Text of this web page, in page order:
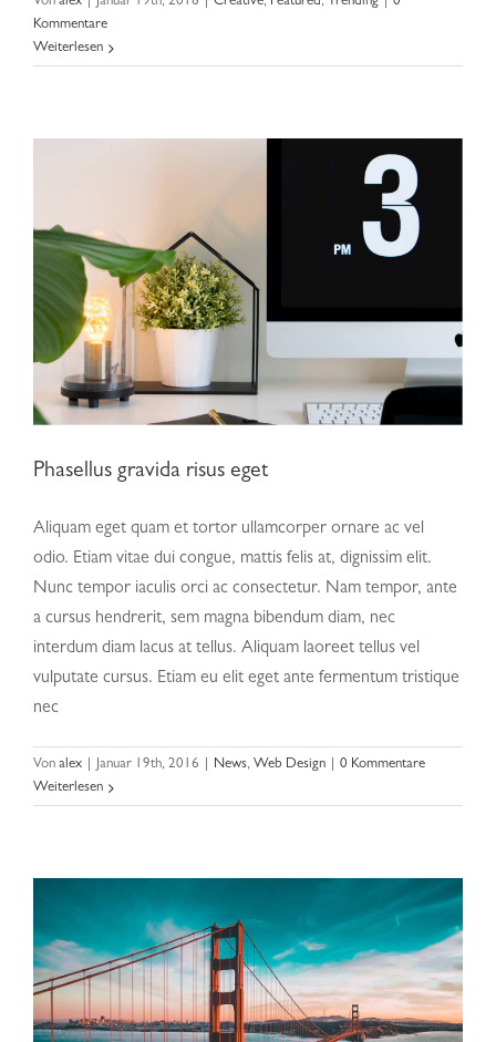
Kommentare
Weiterlesen
Phasellus gravida risus eget
Aliquam eget quam et tortor ullamcorper ornare ac vel
odio. Etiam vitae dui congue, mattis felis at, dignissim elit.
Nunc tempor iaculis orci ac consectetur. Nam tempor, ante
a cursus hendrerit, sem magna bibendum diam, nec
interdum diam lacus at tellus. Aliquam laoreet tellus vel
vulputate cursus. Etiam eu elit eget ante fermentum tristique
nec
Von alex Januar 19th, 2016 News, Web Design
0 Kommentare
Weiterlesen
Sed placerat velit ante feugiat